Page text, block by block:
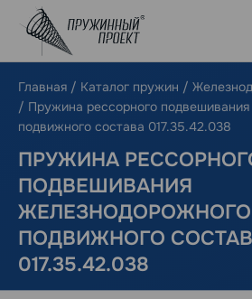
Главная / Каталог пружин /
/ Пружина рессорного
подвижного состава 017.35.42.038
ПРУЖИНА
ПОДВЕШИВАНИЯ
ЖЕЛЕЗНОДОРОЖНОГО
ПОДВИЖНОГО
017.35.42.038